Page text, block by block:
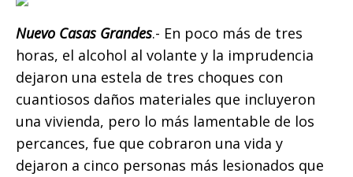
o
o
k
p
p
g
e
r
n
k
ti
r
Nuevo Casas Grandes.- En poco más de tres
horas, el alcohol al volante y la imprudencia
dejaron una estela de tres choques con
cuantiosos daños materiales que incluyeron
una vivienda, pero lo más lamentable de los
percances, fue que cobraron una vida y
dejaron a cinco personas más lesionados que